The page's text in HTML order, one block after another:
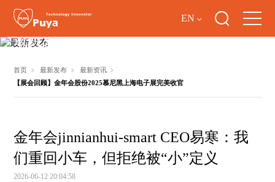
EN
最新发布
首页 最新发布
最新资讯
【展会回顾】金年会股份2025慕尼黑上海电子展完美收官
金年会jinnianhui-smart CEO易寒：我
们重回小车，但拒绝被“小”定义
2026-06-12 20:04:58